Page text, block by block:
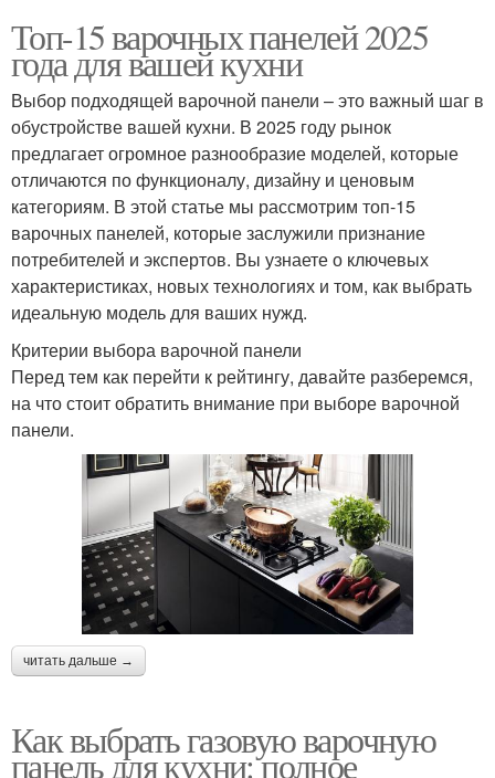
Топ-15 варочных панелей 2025
года для вашей кухни
Выбор подходящей варочной панели – это важный шаг в
обустройстве вашей кухни. В 2025 году рынок
предлагает огромное разнообразие моделей, которые
отличаются по функционалу, дизайну и ценовым
категориям. В этой статье мы рассмотрим топ-15
варочных панелей, которые заслужили признание
потребителей и экспертов. Вы узнаете о ключевых
характеристиках, новых технологиях и том, как выбрать
идеальную модель для ваших нужд.
Критерии выбора варочной панели
Перед тем как перейти к рейтингу, давайте разберемся,
на что стоит обратить внимание при выборе варочной
панели.
читать дальше →
Как выбрать газовую варочную
панель для кухни: полное